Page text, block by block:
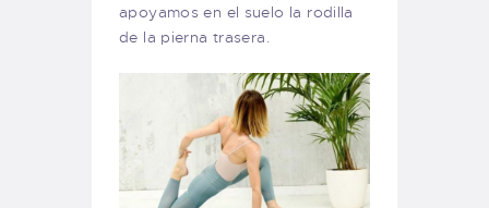
apoyamos en el suelo la rodilla
de la pierna trasera.